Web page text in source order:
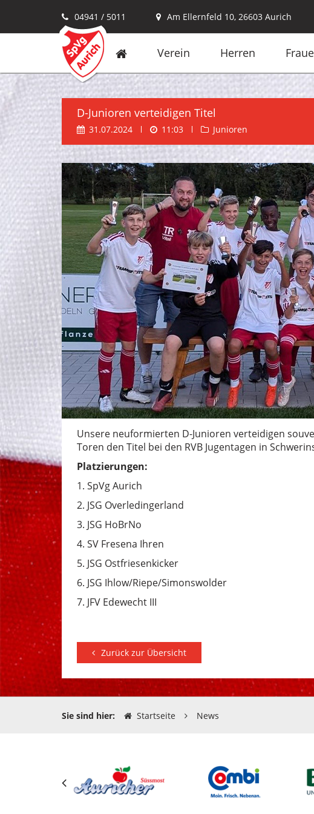
04941 / 5011 Am Ellernfeld 10, 26603 Aurich
Verein Herren
D-Junioren verteidigen Titel
31.07.2024 11:03 Junioren
Unsere neuformierten D-Junioren verteidigen
Toren den Titel bei den RVB Jugentagen in
Platzierungen:
1. SpVg Aurich
2. JSG Overledingerland
3. JSG HoBrNo
4. SV Fresena Ihren
5. JSG Ostfriesenkicker
6. JSG Ihlow/Riepe/Simonswolder
7. JFV Edewecht III
Zurück zur Übersicht
Sie sind hier: Startseite News